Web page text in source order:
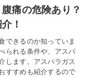
痛の危険あり？
！
できるのか知っていま
られる条件や、アスパ
します。アスパラガス
すすめも紹介するので